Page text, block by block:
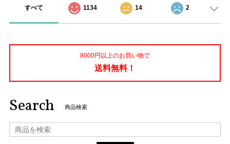
すべて 1134 14 2
8000円以上のお買い物で
送料無料！
Search 商品検索